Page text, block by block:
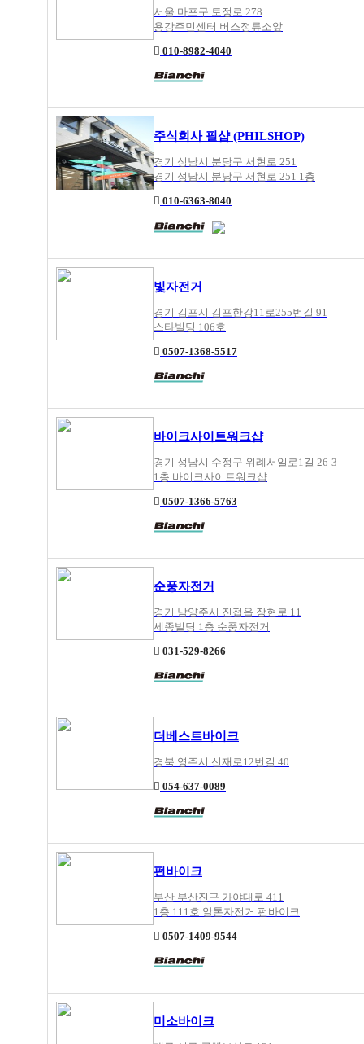
서울 마포구 토정로 278
용강주민센터 버스정류소앞
010-8982-4040
주식회사 필샵 (PHILSHOP)
경기 성남시 분당구 서현로 251
경기 성남시 분당구 서현로 251 1층
010-6363-8040
빛자전거
경기 김포시 김포한강11로255번길 91
스타빌딩 106호
0507-1368-5517
바이크사이트워크샵
경기 성남시 수정구 위례서일로1길 26-3
1층 바이크사이트워크샵
0507-1366-5763
순풍자전거
경기 남양주시 진접읍 장현로 11
세종빌딩 1층 순풍자전거
031-529-8266
더베스트바이크
경북 영주시 신재로12번길 40
054-637-0089
펀바이크
부산 부산진구 가야대로 411
1층 111호 알톤자전거 펀바이크
0507-1409-9544
미소바이크